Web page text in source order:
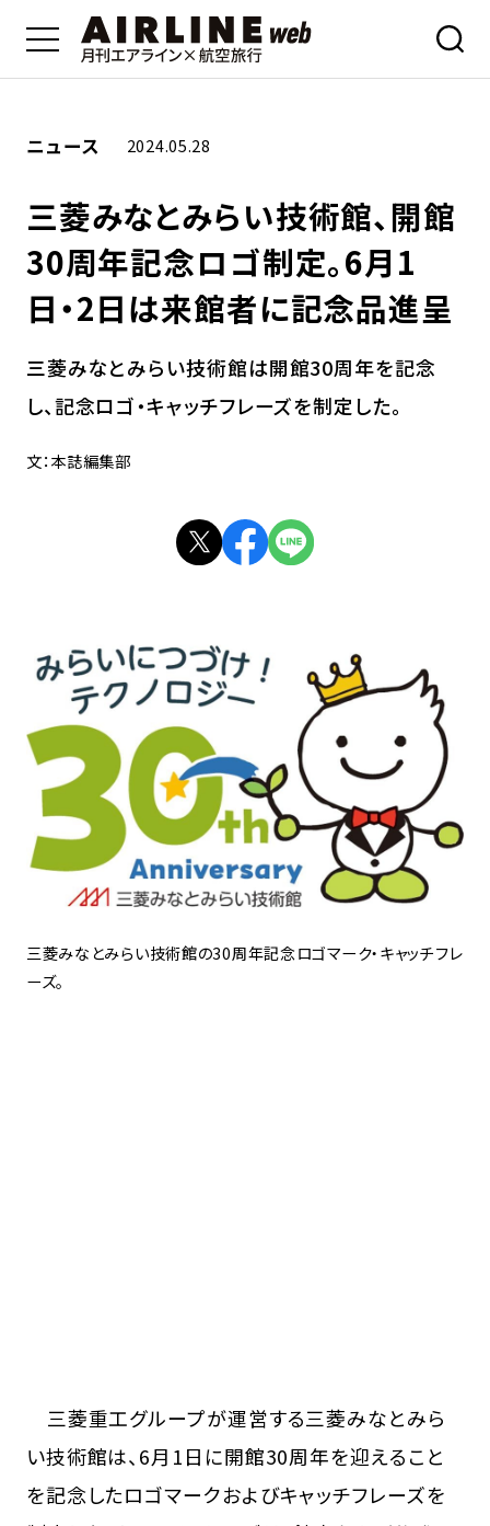
ニュース 2024.05.28
三菱みなとみらい技術館、開館
30周年記念ロゴ制定。6月1
日・2日は来館者に記念品進呈
三菱みなとみらい技術館は開館30周年を記念
し、記念ロゴ・キャッチフレーズを制定した。
文：本誌編集部
三菱みなとみらい技術館の30周年記念ロゴマーク・キャッチフレ
ーズ。
三菱重工グループが運営する三菱みなとみら
い技術館は、6月1日に開館30周年を迎えること
を記念したロゴマークおよびキャッチフレーズを